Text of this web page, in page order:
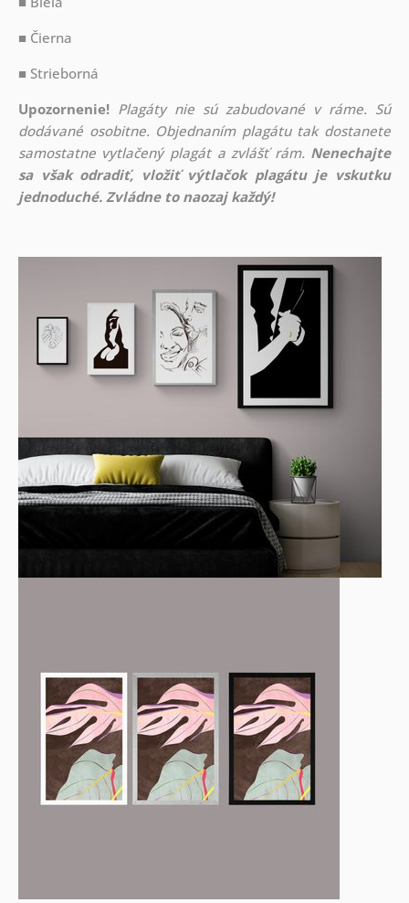
■ Čierna
■ Strieborná
Upozornenie! Plagáty nie sú zabudované v ráme. Sú
dodávané osobitne. Objednaním plagátu tak dostanete
samostatne vytlačený plagát a zvlášť rám. Nenechajte
sa však odradiť, vložiť výtlačok plagátu je vskutku
jednoduché. Zvládne to naozaj každý!